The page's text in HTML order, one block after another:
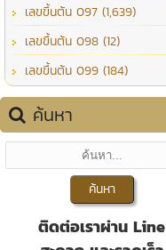
เลขขึ้นต้น 097 (1,639)
เลขขึ้นต้น 098 (12)
เลขขึ้นต้น 099 (184)
ค้นหา
ติดต่อเราผ่าน Line